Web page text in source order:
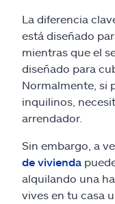
La diferencia
está diseñado
mientras que el
diseñado para
Normalmente, si
inquilinos,
arrendador.
Sin embargo, a
de vivienda
alquilando una
vives en tu casa